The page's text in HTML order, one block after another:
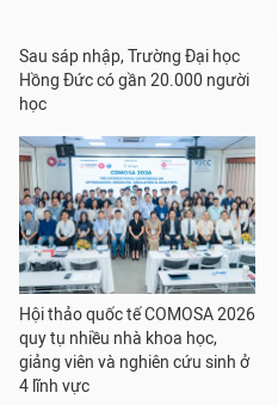
Sau sáp nhập, Trường Đại học
Hồng Đức có gần 20.000 người
học
Hội thảo quốc tế COMOSA 2026
quy tụ nhiều nhà khoa học,
giảng viên và nghiên cứu sinh ở
4 lĩnh vực